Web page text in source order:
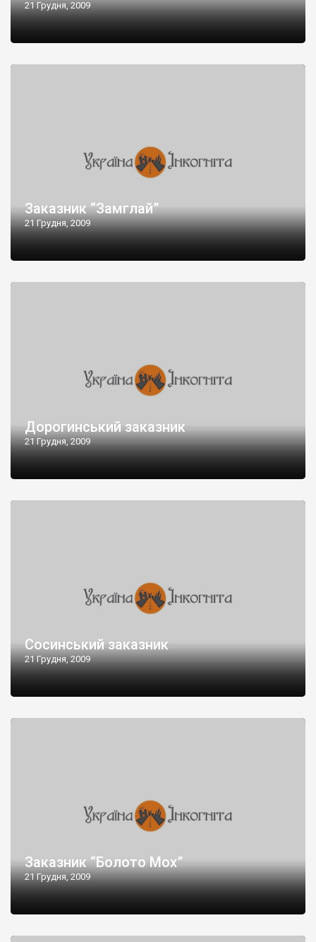
21 Грудня, 2009
Заказник “Замглай”
21 Грудня, 2009
Дорогинський заказник
21 Грудня, 2009
Сосинський заказник
21 Грудня, 2009
Заказник “Болото Мох”
21 Грудня, 2009